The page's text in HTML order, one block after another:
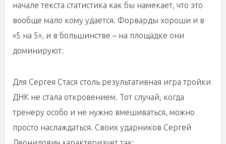
начале текста статистика как бы намекает, что это
вообще мало кому удается. Форварды хороши и в
«5 на 5», и в большинстве – на площадке они
доминируют.
Для Сергея Стася столь результативная игра тройки
ДНК не стала откровением. Тот случай, когда
тренеру особо и не нужно вмешиваться, можно
просто наслаждаться. Своих ударников Сергей